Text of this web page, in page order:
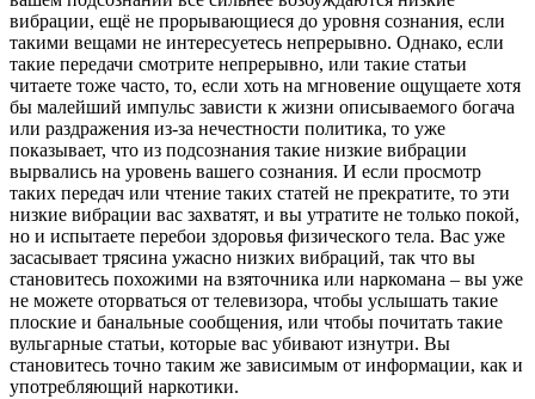
вибрации, ещё не прорывающиеся до уровня сознания, если
такими вещами не интересуетесь непрерывно. Однако, если
такие передачи смотрите непрерывно, или такие статьи
читаете тоже часто, то, если хоть на мгновение ощущаете хотя
бы малейший импульс зависти к жизни описываемого богача
или раздражения из-за нечестности политика, то уже
показывает, что из подсознания такие низкие вибрации
вырвались на уровень вашего сознания. И если просмотр
таких передач или чтение таких статей не прекратите, то эти
низкие вибрации вас захватят, и вы утратите не только покой,
но и испытаете перебои здоровья физического тела. Вас уже
засасывает трясина ужасно низких вибраций, так что вы
становитесь похожими на взяточника или наркомана – вы уже
не можете оторваться от телевизора, чтобы услышать такие
плоские и банальные сообщения, или чтобы почитать такие
вульгарные статьи, которые вас убивают изнутри. Вы
становитесь точно таким же зависимым от информации, как и
употребляющий наркотики.